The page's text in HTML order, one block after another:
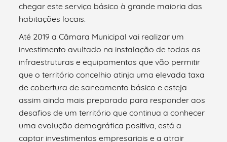
chegar este serviço básico à grande maioria das
habitações locais.
Até 2019 a Câmara Municipal vai realizar um
investimento avultado na instalação de todas as
infraestruturas e equipamentos que vão permitir
que o território concelhio atinja uma elevada taxa
de cobertura de saneamento básico e esteja
assim ainda mais preparado para responder aos
desafios de um território que continua a conhecer
uma evolução demográfica positiva, está a
captar investimentos empresariais e a atrair